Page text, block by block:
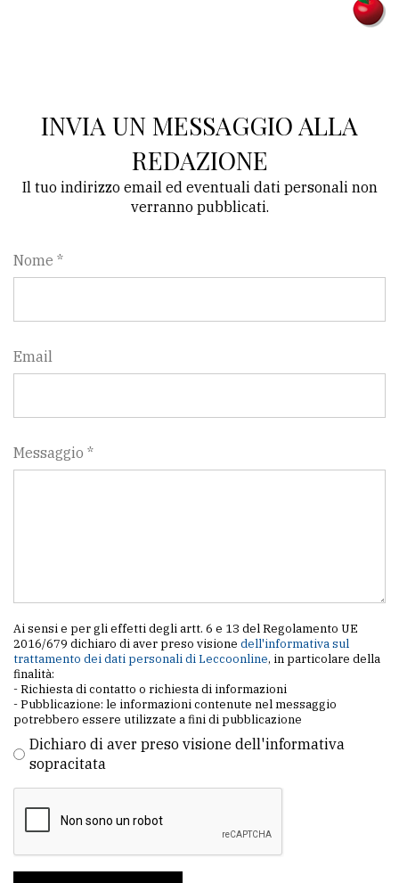
INVIA UN MESSAGGIO ALLA
REDAZIONE
Il tuo indirizzo email ed eventuali dati personali non
verranno pubblicati.
Nome *
Email
Messaggio *
Ai sensi e per gli effetti degli artt. 6 e 13 del Regolamento UE
2016/679 dichiaro di aver preso visione dell'informativa sul
trattamento dei dati personali di Leccoonline, in particolare della
finalità:
- Richiesta di contatto o richiesta di informazioni
- Pubblicazione: le informazioni contenute nel messaggio
potrebbero essere utilizzate a fini di pubblicazione
Dichiaro di aver preso visione dell'informativa
sopracitata